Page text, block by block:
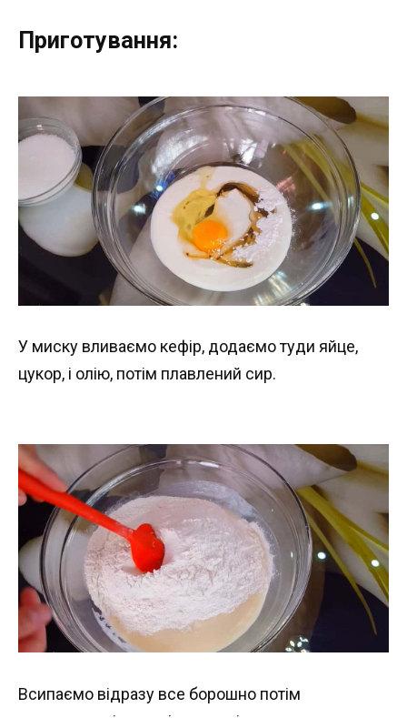
Приготування:
У миску вливаємо кефір, додаємо туди яйце,
цукор, і олію, потім плавлений сир.
Всипаємо відразу все борошно потім